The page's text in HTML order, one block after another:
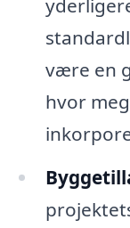
være en
hvor